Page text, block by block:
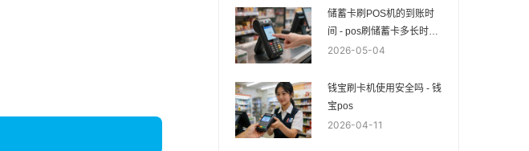
储蓄卡刷POS机的到账时
间 - pos刷储蓄卡多长时间
到账
2026-05-04
钱宝刷卡机使用安全吗 - 钱
宝pos
2026-04-11